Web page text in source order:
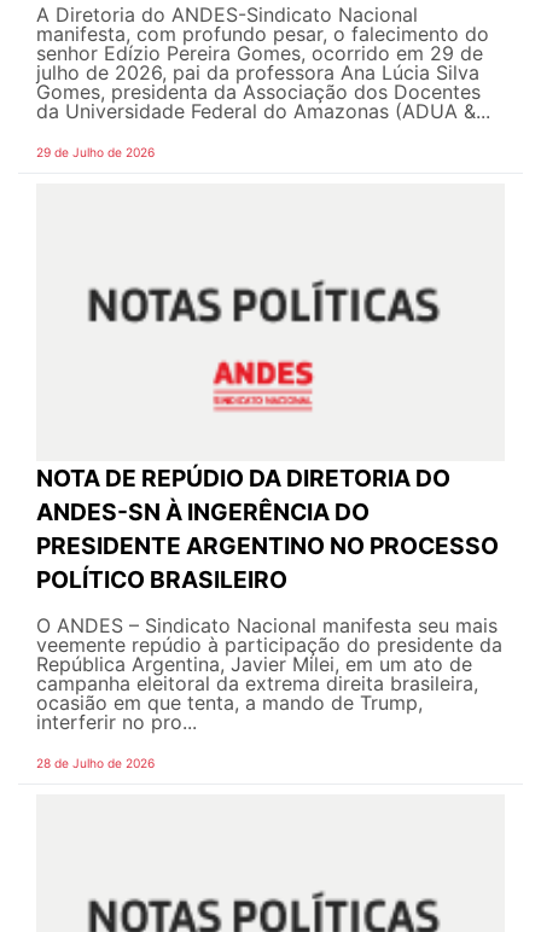
A Diretoria do ANDES-Sindicato Nacional
manifesta, com profundo pesar, o falecimento do
senhor Edízio Pereira Gomes, ocorrido em 29 de
julho de 2026, pai da professora Ana Lúcia Silva
Gomes, presidenta da Associação dos Docentes
da Universidade Federal do Amazonas (ADUA &...
29 de Julho de 2026
NOTA DE REPÚDIO DA DIRETORIA DO
ANDES-SN À INGERÊNCIA DO
PRESIDENTE ARGENTINO NO PROCESSO
POLÍTICO BRASILEIRO
O ANDES – Sindicato Nacional manifesta seu mais
veemente repúdio à participação do presidente da
República Argentina, Javier Milei, em um ato de
campanha eleitoral da extrema direita brasileira,
ocasião em que tenta, a mando de Trump,
interferir no pro...
28 de Julho de 2026